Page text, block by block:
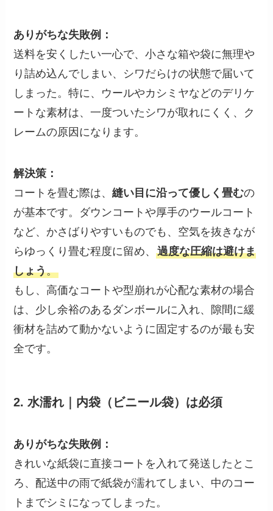
ありがちな失敗例：
送料を安くしたい一心で、小さな箱や袋に無理や
り詰め込んでしまい、シワだらけの状態で届いて
しまった。特に、ウールやカシミヤなどのデリケ
ートな素材は、一度ついたシワが取れにくく、ク
レームの原因になります。
解決策：
コートを畳む際は、縫い目に沿って優しく畳むの
が基本です。ダウンコートや厚手のウールコート
など、かさばりやすいものでも、空気を抜きなが
らゆっくり畳む程度に留め、過度な圧縮は避けま
しょう。
もし、高価なコートや型崩れが心配な素材の場合
は、少し余裕のあるダンボールに入れ、隙間に緩
衝材を詰めて動かないように固定するのが最も安
全です。
2. 水濡れ｜内袋（ビニール袋）は必須
ありがちな失敗例：
きれいな紙袋に直接コートを入れて発送したとこ
ろ、配送中の雨で紙袋が濡れてしまい、中のコー
トまでシミになってしまった。